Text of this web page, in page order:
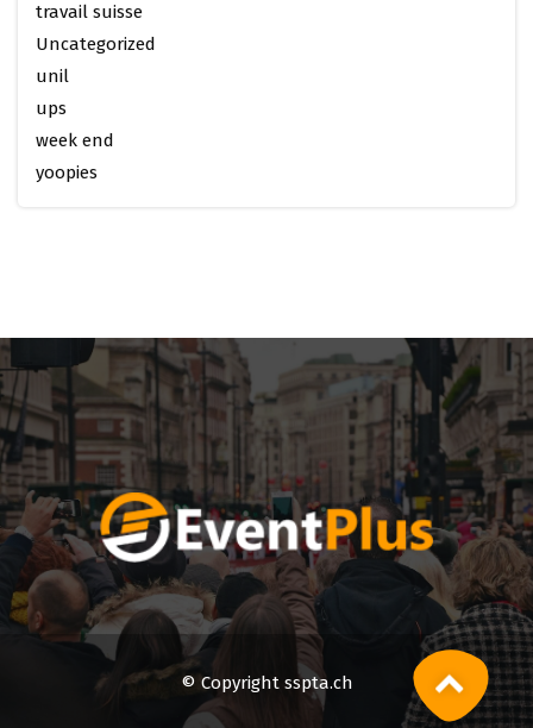
travail suisse
Uncategorized
unil
ups
week end
yoopies
© Copyright sspta.ch